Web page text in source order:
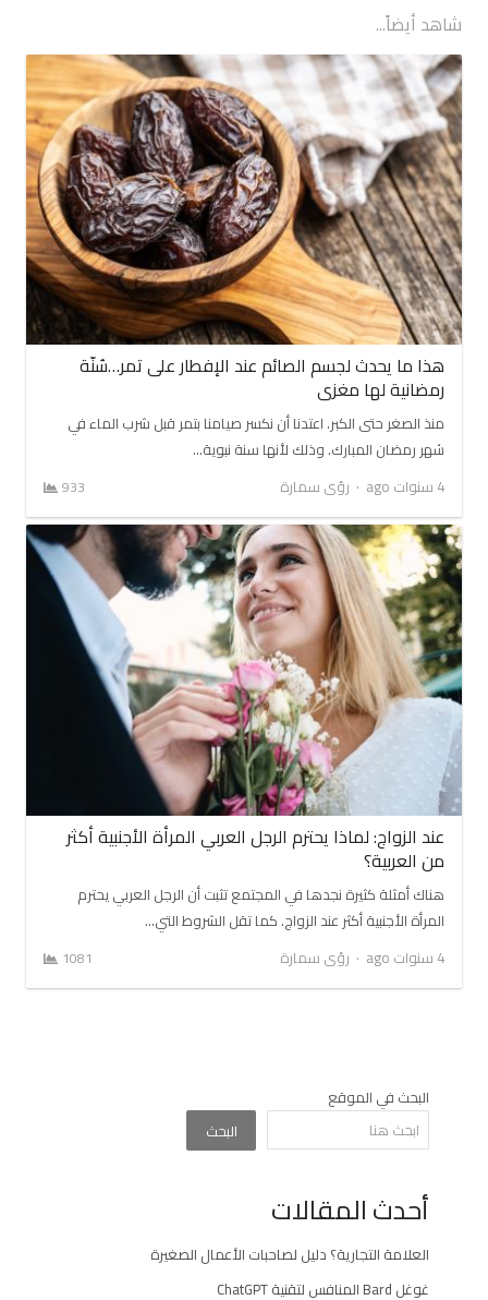
شاهد أيضاً...
هذا ما يحدث لجسم الصائم عند الإفطار على تمر…سُنّة
رمضانية لها مغزى
منذ الصغر حتى الكبر. اعتدنا أن نكسر صيامنا بتمر قبل شرب الماء في
شهر رمضان المبارك. وذلك لأنها سنة نبوية…
4 سنوات ago
Author
رؤى سمارة 933
عند الزواج: لماذا يحترم الرجل العربي المرأة الأجنبية أكثر
من العربية؟
هناك أمثلة كثيرة نجدها في المجتمع تثبت أن الرجل العربي يحترم
المرأة الأجنبية أكثر عند الزواج. كما تقل الشروط التي…
4 سنوات ago
Author
رؤى سمارة 1081
البحث في الموقع
البحث
أحدث المقالات
العلامة التجارية؟ دليل لصاحبات الأعمال الصغيرة
غوغل Bard المنافس لتقنية ChatGPT